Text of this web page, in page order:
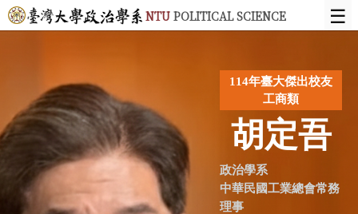
NTUPOLITICAL SCIENCE ☰
114年臺大傑出校友
工商類
胡定吾
政治學系
中華民國工業總會常務
理事